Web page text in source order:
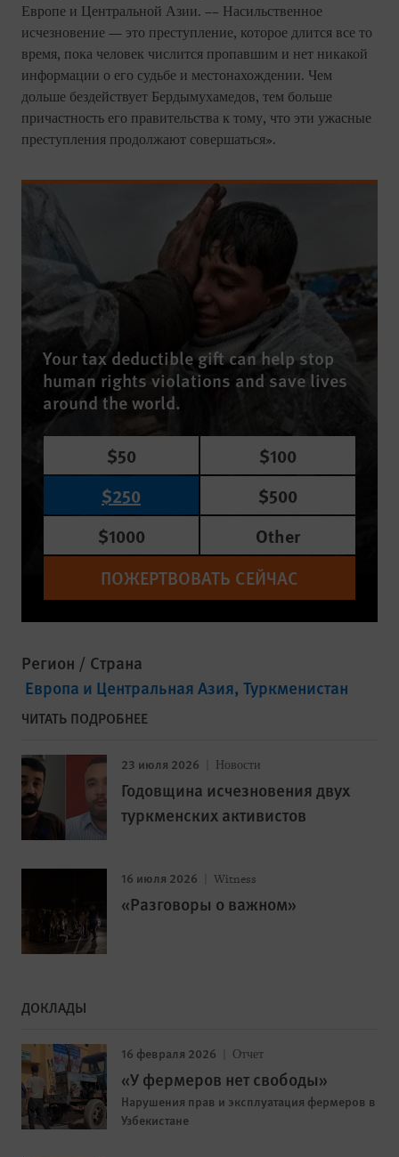
Европе и Центральной Азии. –– Насильственное
исчезновение — это преступление, которое длится все то
время, пока человек числится пропавшим и нет никакой
информации о его судьбе и местонахождении. Чем
дольше бездействует Бердымухамедов, тем больше
причастность его правительства к тому, что эти ужасные
преступления продолжают совершаться».
Your tax deductible gift can help stop
human rights violations and save lives
around the world.
$50
$100
$250
$500
$1000
Other
ПОЖЕРТВОВАТЬ СЕЙЧАС
Регион / Страна
Европа и Центральная Азия Туркменистан
ЧИТАТЬ ПОДРОБНЕЕ
23 июля 2026 Новости
Годовщина исчезновения двух
туркменских активистов
16 июля 2026 Witness
«Разговоры о важном»
ДОКЛАДЫ
16 февраля 2026 Отчет
«У фермеров нет свободы»
Нарушения прав и эксплуатация фермеров в
Узбекистане